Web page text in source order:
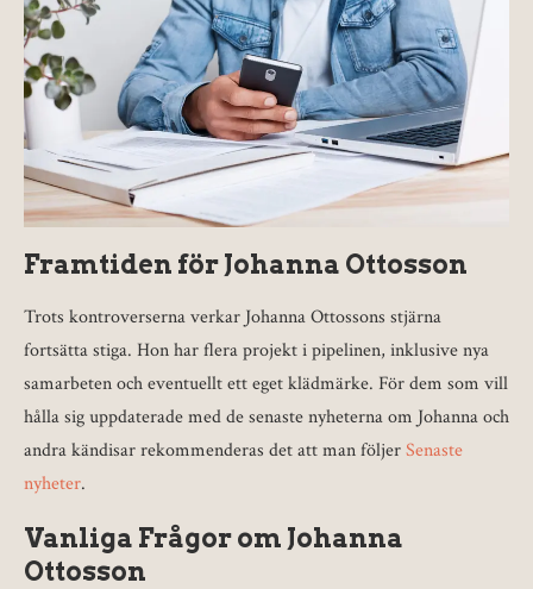
Framtiden för Johanna Ottosson
Trots kontroverserna verkar Johanna Ottossons stjärna
fortsätta stiga. Hon har flera projekt i pipelinen, inklusive nya
samarbeten och eventuellt ett eget klädmärke. För dem som vill
hålla sig uppdaterade med de senaste nyheterna om Johanna och
andra kändisar rekommenderas det att man följerSenaste
nyheter.
Vanliga Frågor om Johanna
Ottosson